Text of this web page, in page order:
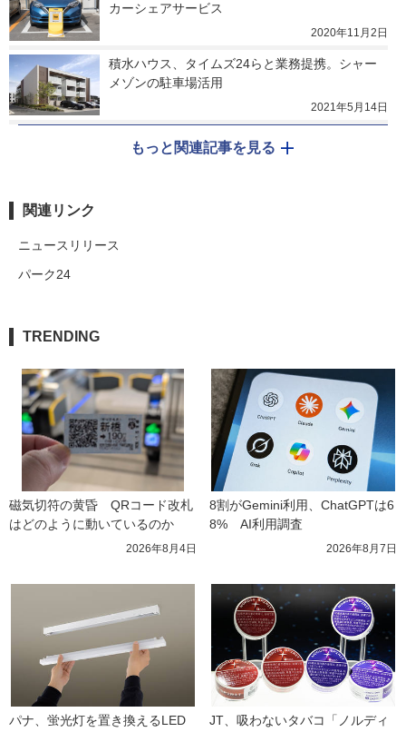
カーシェアサービス
2020年11月2日
積水ハウス、タイムズ24らと業務提携。シャー
メゾンの駐車場活用
2021年5月14日
もっと関連記事を見る
関連リンク
ニュースリリース
パーク24
TRENDING
磁気切符の黄昏　QRコード改札
はどのように動いているのか
2026年8月4日
8割がGemini利用、ChatGPTは6
8%　AI利用調査
2026年8月7日
パナ、蛍光灯を置き換えるLED JT、吸わないタバコ「ノルディ